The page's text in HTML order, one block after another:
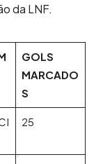
da LNF.
GOLS
MARCADO
S
25